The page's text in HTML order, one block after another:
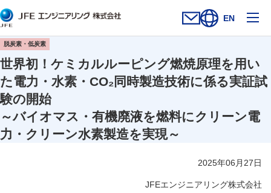
お問い合わせフォー
新規ウィンドウを開
サイト内検索を
EN
脱炭素・低炭素
世界初！ケミカルルーピング燃焼原理を用い
た電力・水素・CO₂同時製造技術に係る実証試
験の開始
～バイオマス・有機廃液を燃料にクリーン電
力・クリーン水素製造を実現～
2025年06月27日
JFEエンジニアリング株式会社